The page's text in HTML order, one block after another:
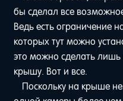
бы сделал все
Ведь есть ограничение
которых тут можно
это можно сделать
крышу. Вот и все.
Поскольку на крыше